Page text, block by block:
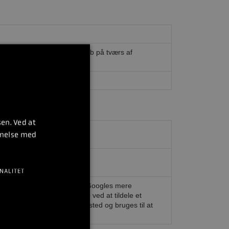
forfalskningsangreb på tværs af
væsentlig opdatering af Googles mere
mellem unikke brugere ved at tildele et
sideanmodning på et websted og bruges til at
Ved at
med